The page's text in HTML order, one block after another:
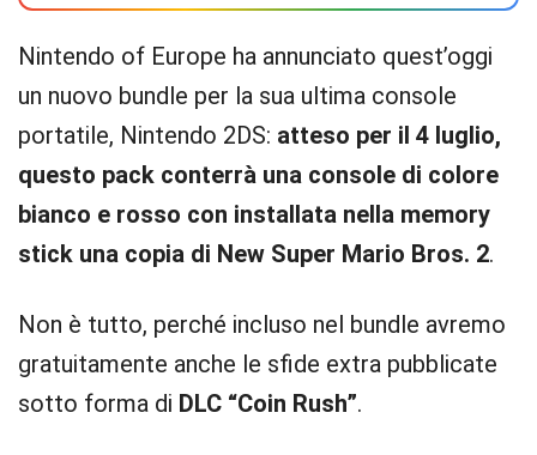
Nintendo of Europe ha annunciato quest’oggi
un nuovo bundle per la sua ultima console
portatile, Nintendo 2DS: atteso per il 4 luglio,
questo pack conterrà una console di colore
bianco e rosso con installata nella memory
stick una copia di New Super Mario Bros. 2.
Non è tutto, perché incluso nel bundle avremo
gratuitamente anche le sfide extra pubblicate
sotto forma di DLC “Coin Rush”.